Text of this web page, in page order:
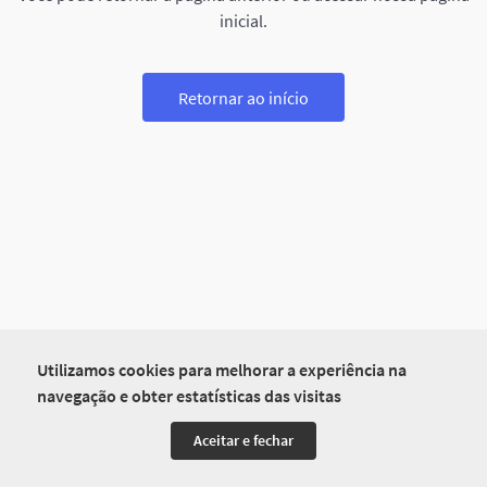
Utilizamos cookies para melhorar a experiência na
navegação e obter estatísticas das visitas
Aceitar e fechar
inicial.
Retornar ao início